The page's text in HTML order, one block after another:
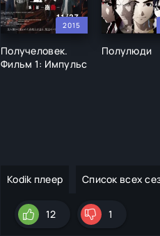
2015
Получеловек.
Фильм 1: Импульс
Полулюди
Kodik плеер Список всех
12 1